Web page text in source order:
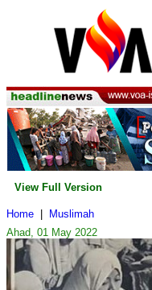
View Full Version
Home
Muslimah
Ahad, 01 May 2022